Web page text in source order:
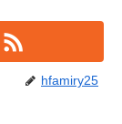
hfamiry25